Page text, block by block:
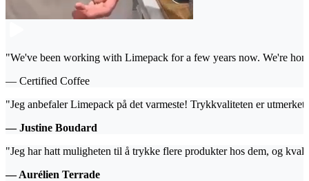
"We've been working with Limepack for a few years now. We're
— Certified Coffee
"Jeg anbefaler Limepack på det varmeste! Trykkvaliteten er
— Justine Boudard
"Jeg har hatt muligheten til å trykke flere produkter hos dem, og
— Aurélien Terrade